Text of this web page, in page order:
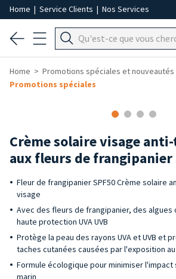
Home | Service Clients | Nos Services
Home
Promotions spéciales et nouveautés
Promotions spéciales
Crème solaire visage anti-
aux fleurs de frangipanier
Fleur de frangipanier SPF50 Crème solaire
visage
Avec des fleurs de frangipanier, des
haute protection UVA UVB
Protège la peau des rayons UVA et UVB et
taches cutanées causées par l'exposition
Formule écologique pour minimiser
marin